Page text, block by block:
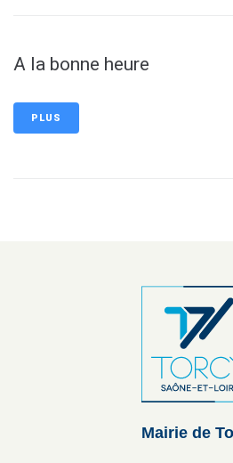
A la bonne heure
PLUS
Mairie de